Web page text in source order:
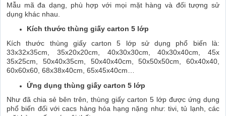
Mẫu mã đa dạng, phù hợp với mọi mặt hàng và đối tượng sử
dụng khác nhau.
Kích thước thùng giấy carton 5 lớp
Kích thước thùng giấy carton 5 lớp sử dụng phổ biến là:
33x32x35cm, 35x20x20cm, 40x30x30cm, 40x30x40cm, 45x
35x25cm, 50x40x35cm, 50x40x40cm, 50x50x50cm, 60x40x40,
60x60x60, 68x38x40cm, 65x45x40cm…
Ứng dụng thùng giấy carton 5 lớp
Như đã chia sẻ bên trên, thùng giấy carton 5 lớp được ứng dụng
phổ biến đối với cacs hàng hóa hạng nặng như: tivi, tủ lạnh, các